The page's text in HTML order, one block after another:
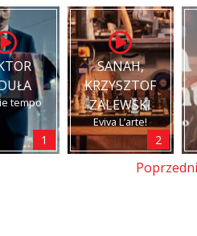
tempo
1
SANAH,
KRZYSZTOF
ZALEWSKI
Eviva L’arte!
2